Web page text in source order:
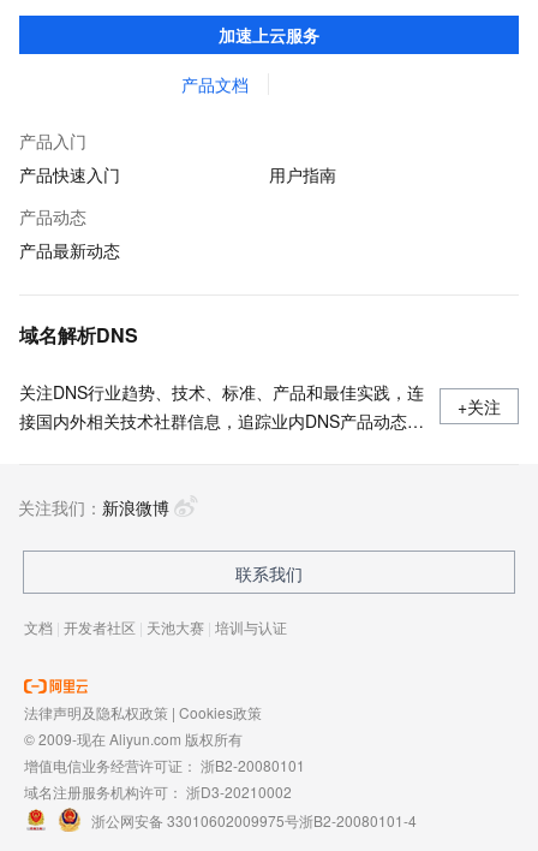
传输，解决客户不同站点的连接、组网、数据安全传输、业务质量
加速上云服务
产品文档
产品入门
产品快速入门
用户指南
产品动态
产品最新动态
域名解析DNS
关注DNS行业趋势、技术、标准、产品和最佳实践，连
接国内外相关技术社群信息，追踪业内DNS产品动态，
+关注
关注我们： 新浪微博
联系我们
文档 | 开发者社区 | 天池大赛 | 培训与认证
法律声明及隐私权政策 | Cookies政策
© 2009-现在 Aliyun.com 版权所有
增值电信业务经营许可证： 浙B2-20080101
域名注册服务机构许可： 浙D3-20210002
浙公网安备 33010602009975号浙B2-20080101-4